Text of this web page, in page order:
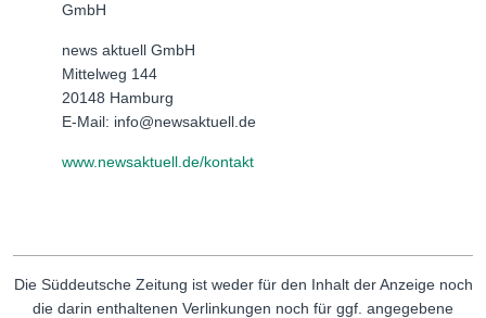
GmbH
news aktuell GmbH
Mittelweg 144
20148 Hamburg
E-Mail: info@newsaktuell.de
www.newsaktuell.de/kontakt
Die Süddeutsche Zeitung ist weder für den Inhalt der Anzeige noch
die darin enthaltenen Verlinkungen noch für ggf. angegebene